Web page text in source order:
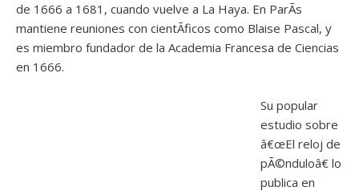
de 1666 a 1681, cuando vuelve a La Haya. En ParÃ­s
mantiene reuniones con cientÃ­ficos como Blaise Pascal, y
es miembro fundador de la Academia Francesa de Ciencias
en 1666.
Su popular
estudio sobre
â€œEl reloj de
pÃ©nduloâ€ lo
publica en